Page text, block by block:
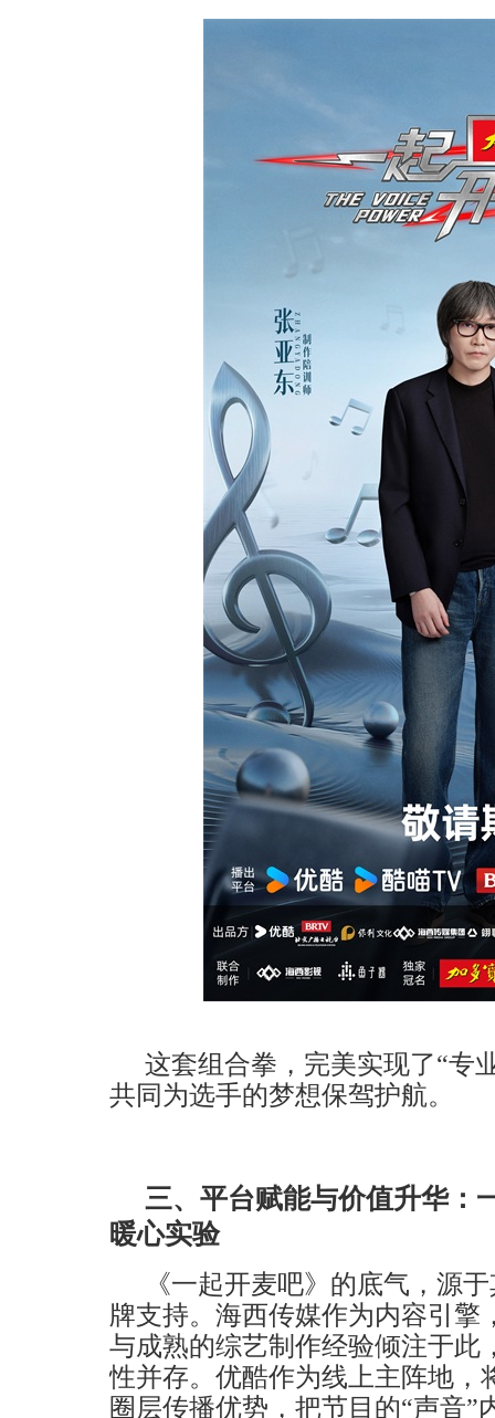
这套组合拳，完美实现了“专
共同为选手的梦想保驾护航。
三、 平台赋能与价值升华：
暖心实验
《一起开麦吧》的底气，源
牌支持。海西传媒作为内容引擎
与成熟的综艺制作经验倾注于此
性并存。优酷作为线上主阵地，
圈层传播优势，把节目的“声音”